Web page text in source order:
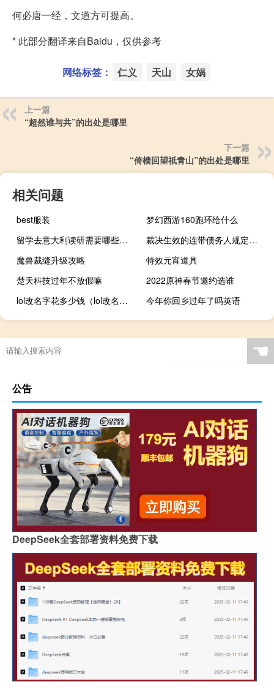
何必唐一经，文道方可提高。
* 此部分翻译来自Baidu，仅供参考
网络标签： 仁义 天山 女娲
上一篇
“超然谁与共”的出处是哪里
下一篇
“倚樯回望祇青山”的出处是哪里
相关问题
best服装
梦幻西游160跑环给什么
留学去意大利读研需要哪些条件
裁决生效的连带债务人规定如何
魔兽裁缝升级攻略
特效元宵道具
楚天科技过年不放假嘛
2022原神春节邀约选谁
lol改名字花多少钱（lol改名字）
今年你回乡过年了吗英语
☚
公告
DeepSeek全套部署资料免费下载